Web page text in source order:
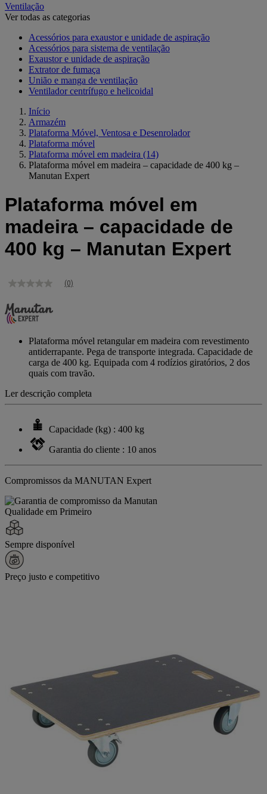
Ventilação
Ver todas as categorias
Acessórios para exaustor e unidade de aspiração
Acessórios para sistema de ventilação
Exaustor e unidade de aspiração
Extrator de fumaça
União e manga de ventilação
Ventilador centrífugo e helicoidal
Início
Armazém
Plataforma Móvel, Ventosa e Desenrolador
Plataforma móvel
Plataforma móvel em madeira (14)
Plataforma móvel em madeira – capacidade de 400 kg –
Manutan Expert
Plataforma móvel em
madeira – capacidade de
400 kg – Manutan Expert
Sem
de
classificação
Link
mesma
página.
(0)
Plataforma móvel retangular em madeira com revestimento
antiderrapante. Pega de transporte integrada. Capacidade de
carga de 400 kg. Equipada com 4 rodízios giratórios, 2 dos
quais com travão.
Ler descrição completa
Capacidade (kg) : 400 kg
Garantia do cliente : 10 anos
Compromissos da MANUTAN Expert
Qualidade em Primeiro
Sempre disponível
Preço justo e competitivo